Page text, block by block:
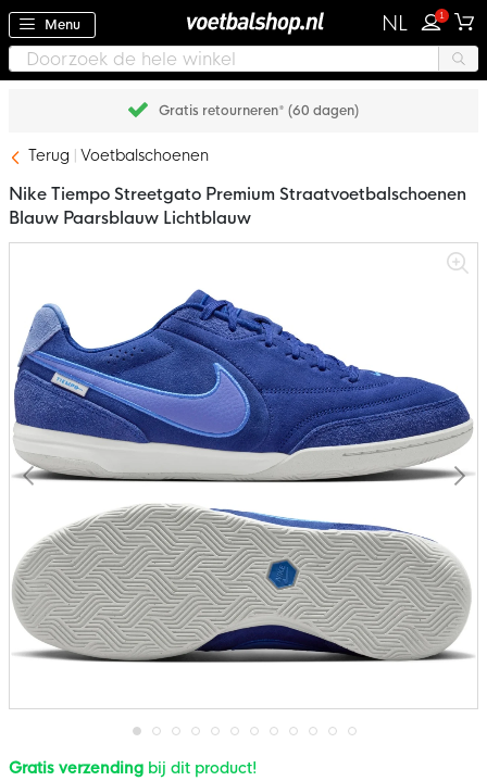
Menu NL 1
Gratis retourneren* (60 dagen)
Terug Voetbalschoenen
afbeeldingen-
gallerij
Ga
naar
Nike Tiempo Streetgato Premium Straatvoetbalschoenen
Blauw Paarsblauw Lichtblauw
Gratis verzending bij dit product!